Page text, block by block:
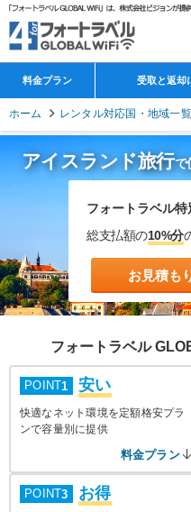
料金プラン 受取と返却
ホーム レンタル対応国・地域一覧
アイスランド旅行で
フォートラベル特
総支払額の10%分
お見積も
フォートラベル
POINT1 安い
快適なネット環境を定額格安プラ
ンで容量別に提供
料金プラン
POINT3 お得